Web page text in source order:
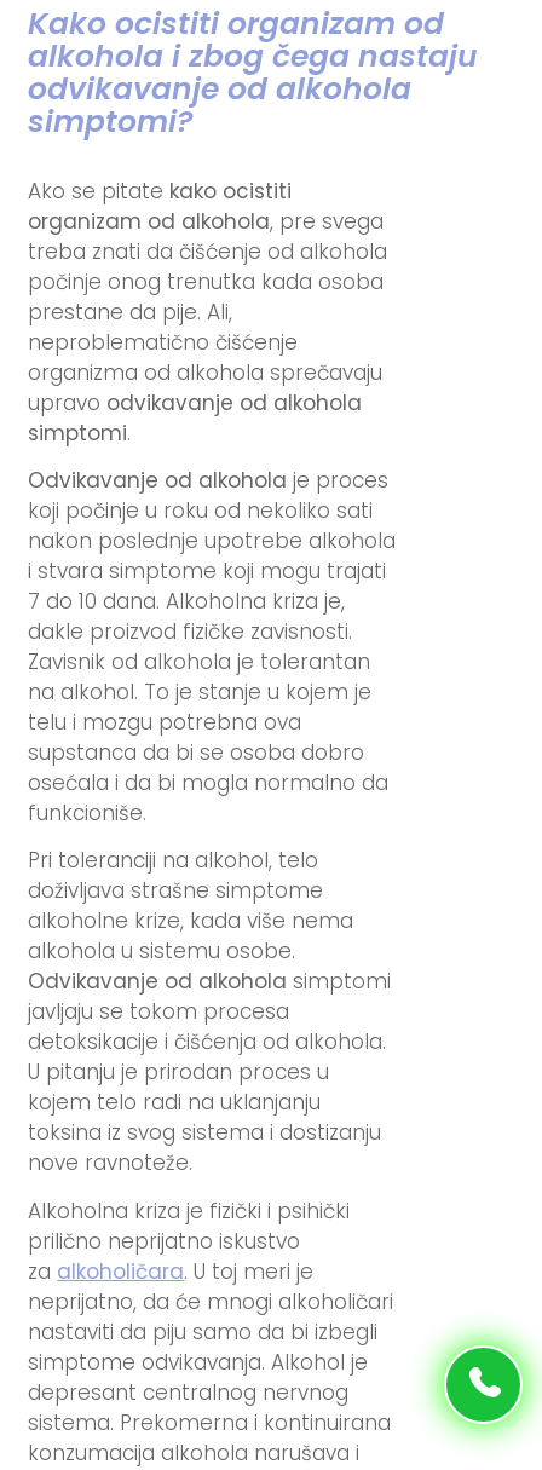
Kako ocistiti organizam od
alkohola i zbog čega nastaju
odvikavanje od alkohola
simptomi?
Ako se pitate kako ocistiti
organizam od alkohola, pre svega
treba znati da čišćenje od alkohola
počinje onog trenutka kada osoba
prestane da pije. Ali,
neproblematično čišćenje
organizma od alkohola sprečavaju
upravo odvikavanje od alkohola
simptomi.
Odvikavanje od alkohola je proces
koji počinje u roku od nekoliko sati
nakon poslednje upotrebe alkohola
i stvara simptome koji mogu trajati
7 do 10 dana. Alkoholna kriza je,
dakle proizvod fizičke zavisnosti.
Zavisnik od alkohola je tolerantan
na alkohol. To je stanje u kojem je
telu i mozgu potrebna ova
supstanca da bi se osoba dobro
osećala i da bi mogla normalno da
funkcioniše.
Pri toleranciji na alkohol, telo
doživljava strašne simptome
alkoholne krize, kada više nema
alkohola u sistemu osobe.
Odvikavanje od alkohola simptomi
javljaju se tokom procesa
detoksikacije i čišćenja od alkohola.
U pitanju je prirodan proces u
kojem telo radi na uklanjanju
toksina iz svog sistema i dostizanju
nove ravnoteže.
Alkoholna kriza je fizički i psihički
prilično neprijatno iskustvo
za alkoholičara. U toj meri je
neprijatno, da će mnogi alkoholičari
nastaviti da piju samo da bi izbegli
simptome odvikavanja. Alkohol je
depresant centralnog nervnog
sistema. Prekomerna i kontinuirana
konzumacija alkohola narušava i